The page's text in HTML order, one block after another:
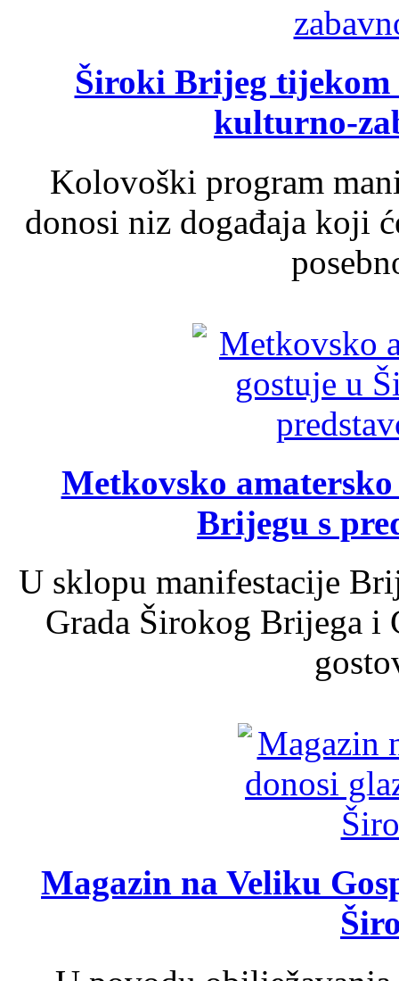
Široki Brijeg tijekom
kulturno-
Kolovoški program
donosi niz događaja koji
Metkovsko
Brijegu s
U sklopu manifestacije
Grada Širokog Brijega
Magazin na Veliku